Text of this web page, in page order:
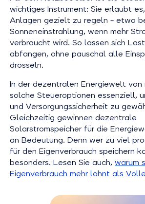
wichtiges Instrument: Sie erlaubt
Anlagen gezielt zu regeln – etwa
Sonneneinstrahlung, wenn mehr
verbraucht wird. So lassen sich
abfangen, ohne pauschal alle
drosseln.
In der dezentralen Energiewelt von
solche Steueroptionen essenziell,
und Versorgungssicherheit zu
Gleichzeitig gewinnen dezentrale
Solarstromspeicher für die
an Bedeutung. Denn wer zu viel
für den Eigenverbrauch speichern
besonders. Lesen Sie auch, warum
Eigenverbrauch mehr lohnt als